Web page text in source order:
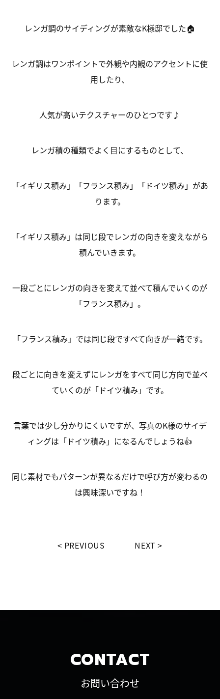
レンガ調のサイディングが素敵なK様邸でした🏠
レンガ調はワンポイントで外観や内観のアクセントに使
用したり、
人気が高いテクスチャーのひとつです♪
レンガ積の種類でよく目にするものとして、
「イギリス積み」「フランス積み」「ドイツ積み」があ
ります。
「イギリス積み」は同じ段でレンガの向きを変えながら
積んでいきます。
一段ごとにレンガの向きを変えて並べて積んでいくのが
「フランス積み」。
「フランス積み」では同じ段ですべて向きが一緒です。
段ごとに向きを変えずにレンガをすべて同じ方向で並べ
ていくのが「ドイツ積み」です。
言葉では少し分かりにくいですが、写真のK様のサイデ
ィングは「ドイツ積み」になるんでしょうね👍
同じ素材でもパターンが異なるだけで呼び方が変わるの
は興味深いですね！
PREVIOUS NEXT
CONTACT
お問い合わせ